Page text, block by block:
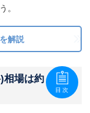
。
解説
相場は約
目次